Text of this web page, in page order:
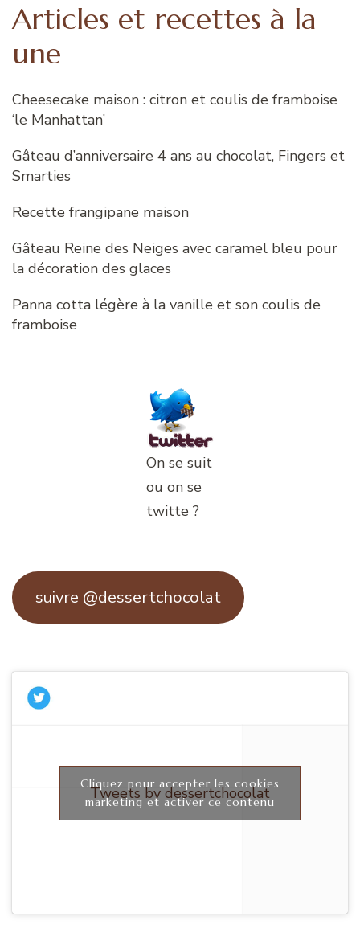
Articles et recettes à la
une
Cheesecake maison : citron et coulis de framboise
‘le Manhattan’
Gâteau d’anniversaire 4 ans au chocolat, Fingers et
Smarties
Recette frangipane maison
Gâteau Reine des Neiges avec caramel bleu pour
la décoration des glaces
Panna cotta légère à la vanille et son coulis de
framboise
On se suit
ou on se
twitte ?
suivre @dessertchocolat
Tweets by dessertchocolat
Cliquez pour accepter les cookies
marketing et activer ce contenu